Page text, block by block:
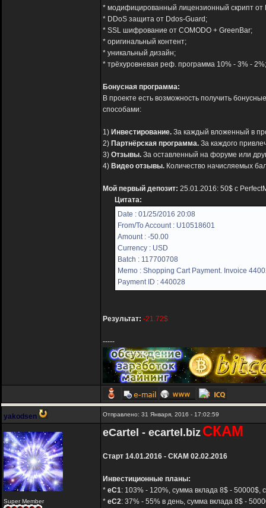
* модифицированный лицензионный скрипт от
* DDoS защита от Ddos-Guard;
* SSL шифрование от COMODO + GreenBar;
* оригинальный контент;
* уникальный дизайн;
* трёхуровневая реф. программа 10% - 3% - 2%;
Бонусная программа:
В проекте есть возможность получить
способами:
1) Инвестирование. За каждый вложенный в
2) Партнёрская программа. За каждого
3) Отзывы. За оставленный на форуме или
4) Видео отзывы. Количество начисляемых
Мой первый депозит: 25.01.2016: 50$ с
Цитата:
Date : 01/25/2016 20:08
From/To Account : U10518601
Amount : -50.00
Currency : USD
Batch : 117700708
Memo : Shopping Cart Payment. Invoice
Payment ID : 440028
Результат: -21.72$
-----
yakodsen Отправлено: 31 Января, 2016 - 17:02:59
Super Member
eCartel - ecartel.biz СКАМ
Старт 14.01.2016 - СКАМ 02.02.2016
Инвестиционные планы:
* eC1: 103% - 120%, сумма вклада 8$ - 50000$,
* eC2: 37% - 55% в день, сумма вклада 8$ -